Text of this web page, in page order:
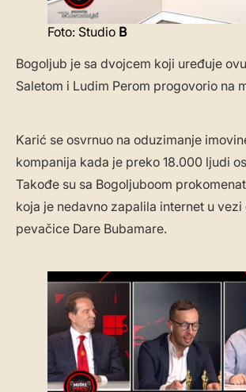
Foto: Studio B
Bogoljub je sa dvojcem koji uređuje
Saletom i Ludim Perom progovorio na
Karić se osvrnuo na oduzimanje
kompanija kada je preko 18.000 ljudi
Takođe su sa Bogoljuboom
koja je nedavno zapalila internet u
pevačice Dare Bubamare.